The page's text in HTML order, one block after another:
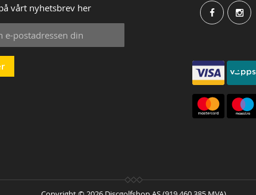
vårt nyhetsbrev her